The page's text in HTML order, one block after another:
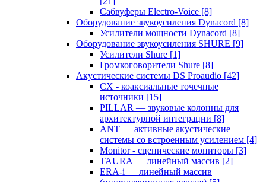
Сабвуферы Electro-Voice [8]
Оборудование звукоусиления Dynacord [8]
Усилители мощности Dynacord [8]
Оборудование звукоусиления SHURE [9]
Усилители Shure [1]
Громкоговорители Shure [8]
Акустические системы DS Proaudio [42]
CX - коаксиальные точечные
источники [15]
PILLAR — звуковые колонны для
архитектурной интеграции [8]
ANT — активные акустические
системы со встроенным усилением [4]
Monitor - сценические мониторы [3]
TAURA — линейный массив [2]
ERA-i — линейный массив